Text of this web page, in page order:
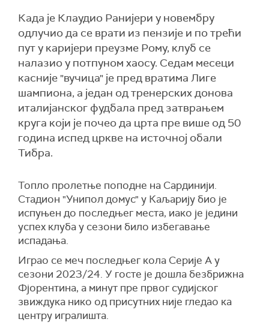
Када је Клаудио Ранијери у новембру
одлучио да се врати из пензије и по трећи
пут у каријери преузме Рому, клуб се
налазио у потпуном хаосу. Седам месеци
касније "вучица" је пред вратима Лиге
шампиона, а један од тренерских донова
италијанског фудбала пред затврањем
круга који је почео да црта пре више од 50
година испед цркве на источној обали
Тибра.
Топло пролетње поподне на Сардинији.
Стадион "Унипол домус" у Каљарију био је
испуњен до последњег места, иако је једини
успех клуба у сезони било избегавање
испадања.
Играо се меч последњег кола Серије А у
сезони 2023/24. У госте је дошла безбрижна
Фјорентина, а минут пре првог судијског
звиждука нико од присутних није гледао ка
центру игралишта.